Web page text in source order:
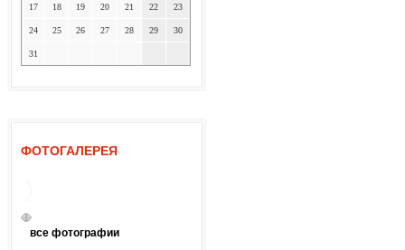
17 18 19 20 21 22 23
24 25 26 27 28 29 30
31
ФОТОГАЛЕРЕЯ
все фотографии